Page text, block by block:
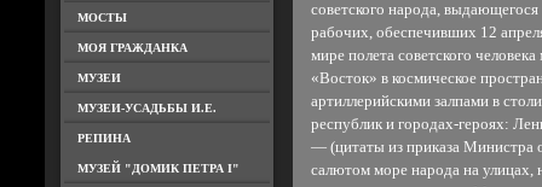
МОСТЫ
МОЯ ГРАЖДАНКА
МУЗЕИ
МУЗЕИ-УСАДЬБЫ И.Е.
РЕПИНА
МУЗЕЙ "ДОМИК ПЕТРА I"
советского народа,
рабочих, обеспечивших 12
мире полета советского
«Восток» в космическое
артиллерийскими залпами в
республик и городах-героях:
— (цитаты из приказа
салютом море народа на